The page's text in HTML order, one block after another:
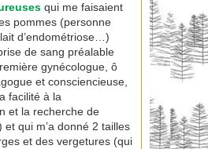
qui me faisaient
pommes (personne
d’endométriose…)
de sang préalable
gynécologue, ô
et consciencieuse,
facilité à la
et la recherche de
qui m’a donné 2 tailles
et des vergetures (qui